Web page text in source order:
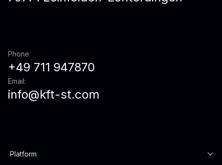
Phone:
+49 711 947870
Email:
info@kft-st.com
Platform